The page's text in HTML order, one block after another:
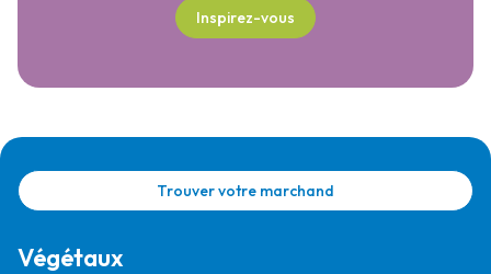
Inspirez-vous
Trouver votre marchand
Végétaux